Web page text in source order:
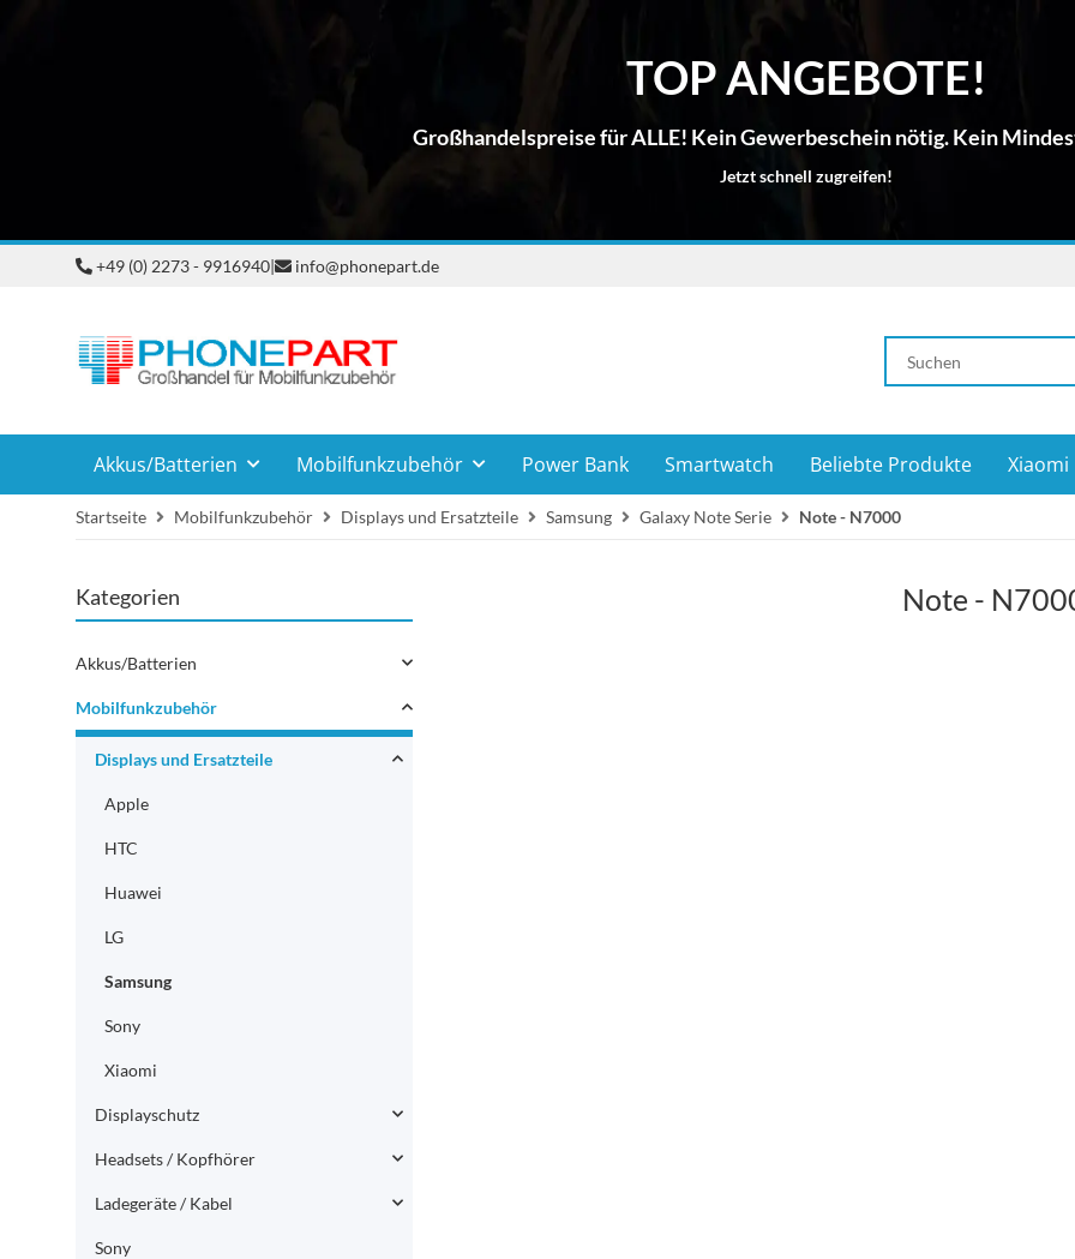
TOP ANGEBOTE!
Großhandelspreise für ALLE! Kein Gewerbeschein nötig. Kein
Jetzt schnell zugreifen!
+49 (0) 2273 - 9916940| info@phonepart.de
Akkus/Batterien Mobilfunkzubehör Power Bank Smartwatch Beliebte Produkte Xiaomi
Startseite Mobilfunkzubehör Displays und Ersatzteile Samsung Galaxy Note Serie Note - N7000
Note -
Kategorien
Akkus/Batterien
Mobilfunkzubehör
Displays und Ersatzteile
Apple
HTC
Huawei
LG
Samsung
Sony
Xiaomi
Displayschutz
Headsets / Kopfhörer
Ladegeräte / Kabel
Sony